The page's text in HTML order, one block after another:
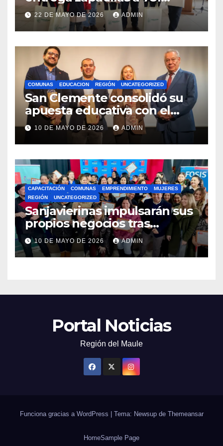
estudiantes con recursos del
Royalty Minero
22 DE MAYO DE 2026 ADMIN
COMUNAS EDUCACION REGIÓN UNCATEGORIZED
San Clemente consolidó su
apuesta educativa con el
lanzamiento del
Preuniversitario Brotes 2026
10 DE MAYO DE 2026 ADMIN
CAPACITACIÓN COMUNAS EMPRENDIMIENTO
MUJERES
REGIÓN
UNCATEGORIZED
Sanjavierinas impulsarán sus
propios negocios tras
capacitarse junto al FOSIS
10 DE MAYO DE 2026 ADMIN
Portal Noticias
Región del Maule
Funciona gracias a WordPress | Tema: Newsup de Themeansar
HomeSample Page